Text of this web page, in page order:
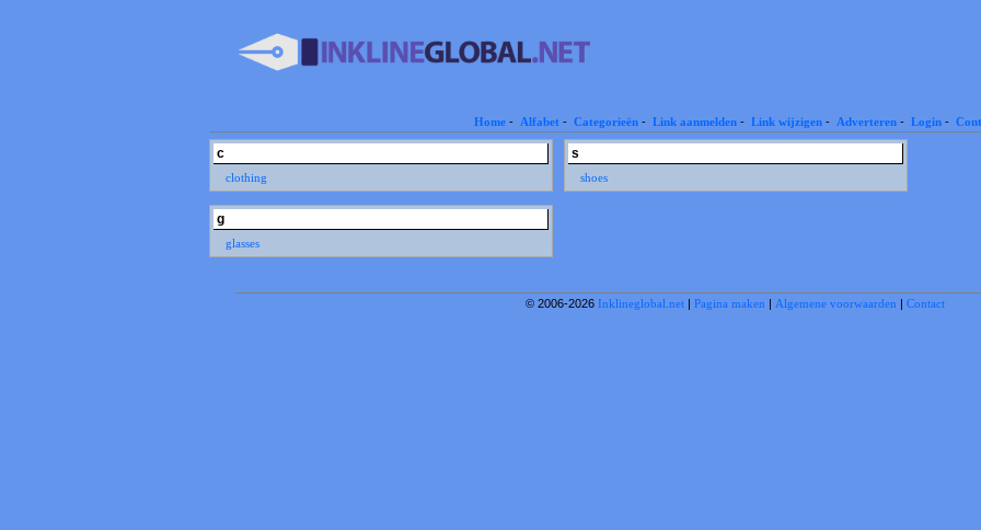
Home - Alfabet - Categorieën - Link aanmelden - Link wijzigen - Adverteren - Login -
c
clothing
g
glasses
s
shoes
© 2006-2026Inklineglobal.net |Pagina maken | Algemene voorwaarden |Contact